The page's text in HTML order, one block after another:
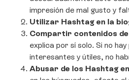
impresión de mal gusto y
Utilizar Hashtag en la
Compartir contenidos
explica por sí solo. Si no
interesantes y útiles, no
Abusar de los Hashtag